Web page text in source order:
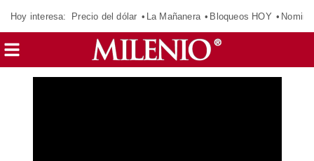
Hoy interesa: Precio del dólar La Mañanera Bloqueos HOY